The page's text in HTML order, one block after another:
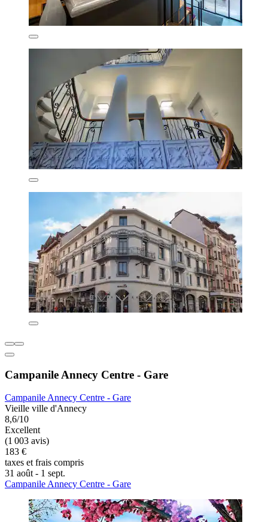
Campanile Annecy Centre - Gare
Campanile Annecy Centre - Gare
Vieille ville d'Annecy
8,6/10
Excellent
(1 003 avis)
183 €
taxes et frais compris
31 août - 1 sept.
Campanile Annecy Centre - Gare